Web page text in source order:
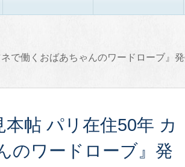
で働くおばあちゃんのワードローブ』発
本帖 パリ在住50年 カ
のワードローブ』発